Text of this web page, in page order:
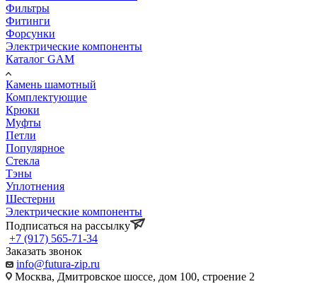
Фильтры
Фитинги
Форсунки
Электрические компоненты
Каталог GAM
Камень шамотный
Комплектующие
Крюки
Муфты
Петли
Популярное
Стекла
Тэны
Уплотнения
Шестерни
Электрические компоненты
Подписаться на рассылку
+7 (917) 565-71-34
Заказать звонок
info@futura-zip.ru
Москва, Дмитровское шоссе, дом 100, строение 2